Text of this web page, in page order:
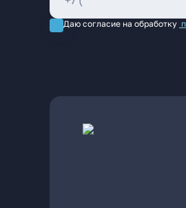
Даю согласие на обработку